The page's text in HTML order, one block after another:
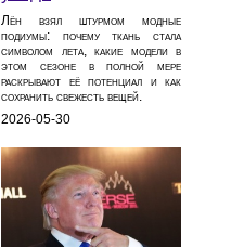
Лён взял штурмом модные
подиумы: почему ткань стала
символом лета, какие модели в
этом сезоне в полной мере
раскрывают её потенциал и как
сохранить свежесть вещей.
2026-05-30